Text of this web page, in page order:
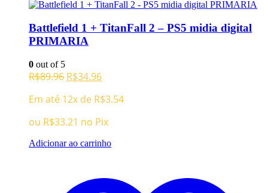
Battlefield 1 + TitanFall 2 – PS5 midia digital
PRIMARIA
0 out of 5
R$89.96 O
original
era:
R$89.96.
R$34.96O
atual
é:
R$34.96.
Em até 12x de R$3.54
ou R$33.21 no Pix
Adicionar ao carrinho